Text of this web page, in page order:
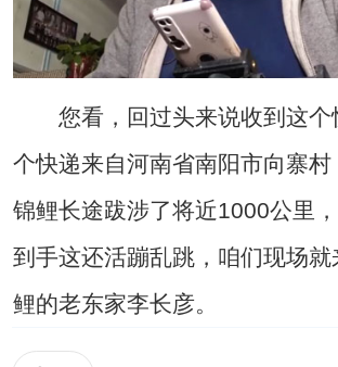
您看，回过头来说收到这个
个快递来自河南省南阳市向寨
锦鲤长途跋涉了将近1000公里，
到手这还活蹦乱跳，咱们现场
鲤的老东家李长彦。